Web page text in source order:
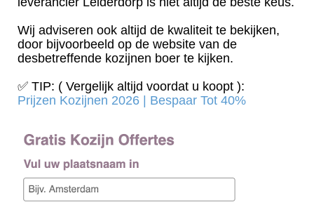
Wij adviseren ook altijd de kwaliteit te bekijken,
door bijvoorbeeld op de website van de
desbetreffende kozijnen boer te kijken.
✅ TIP: ( Vergelijk altijd voordat u koopt ):
Prijzen Kozijnen 2026 | Bespaar Tot 40%‎